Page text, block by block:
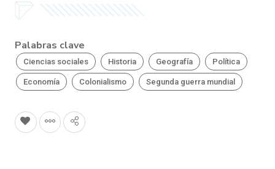
Palabras clave
Ciencias sociales Historia Geografía Política
Economía Colonialismo Segunda guerra mundial